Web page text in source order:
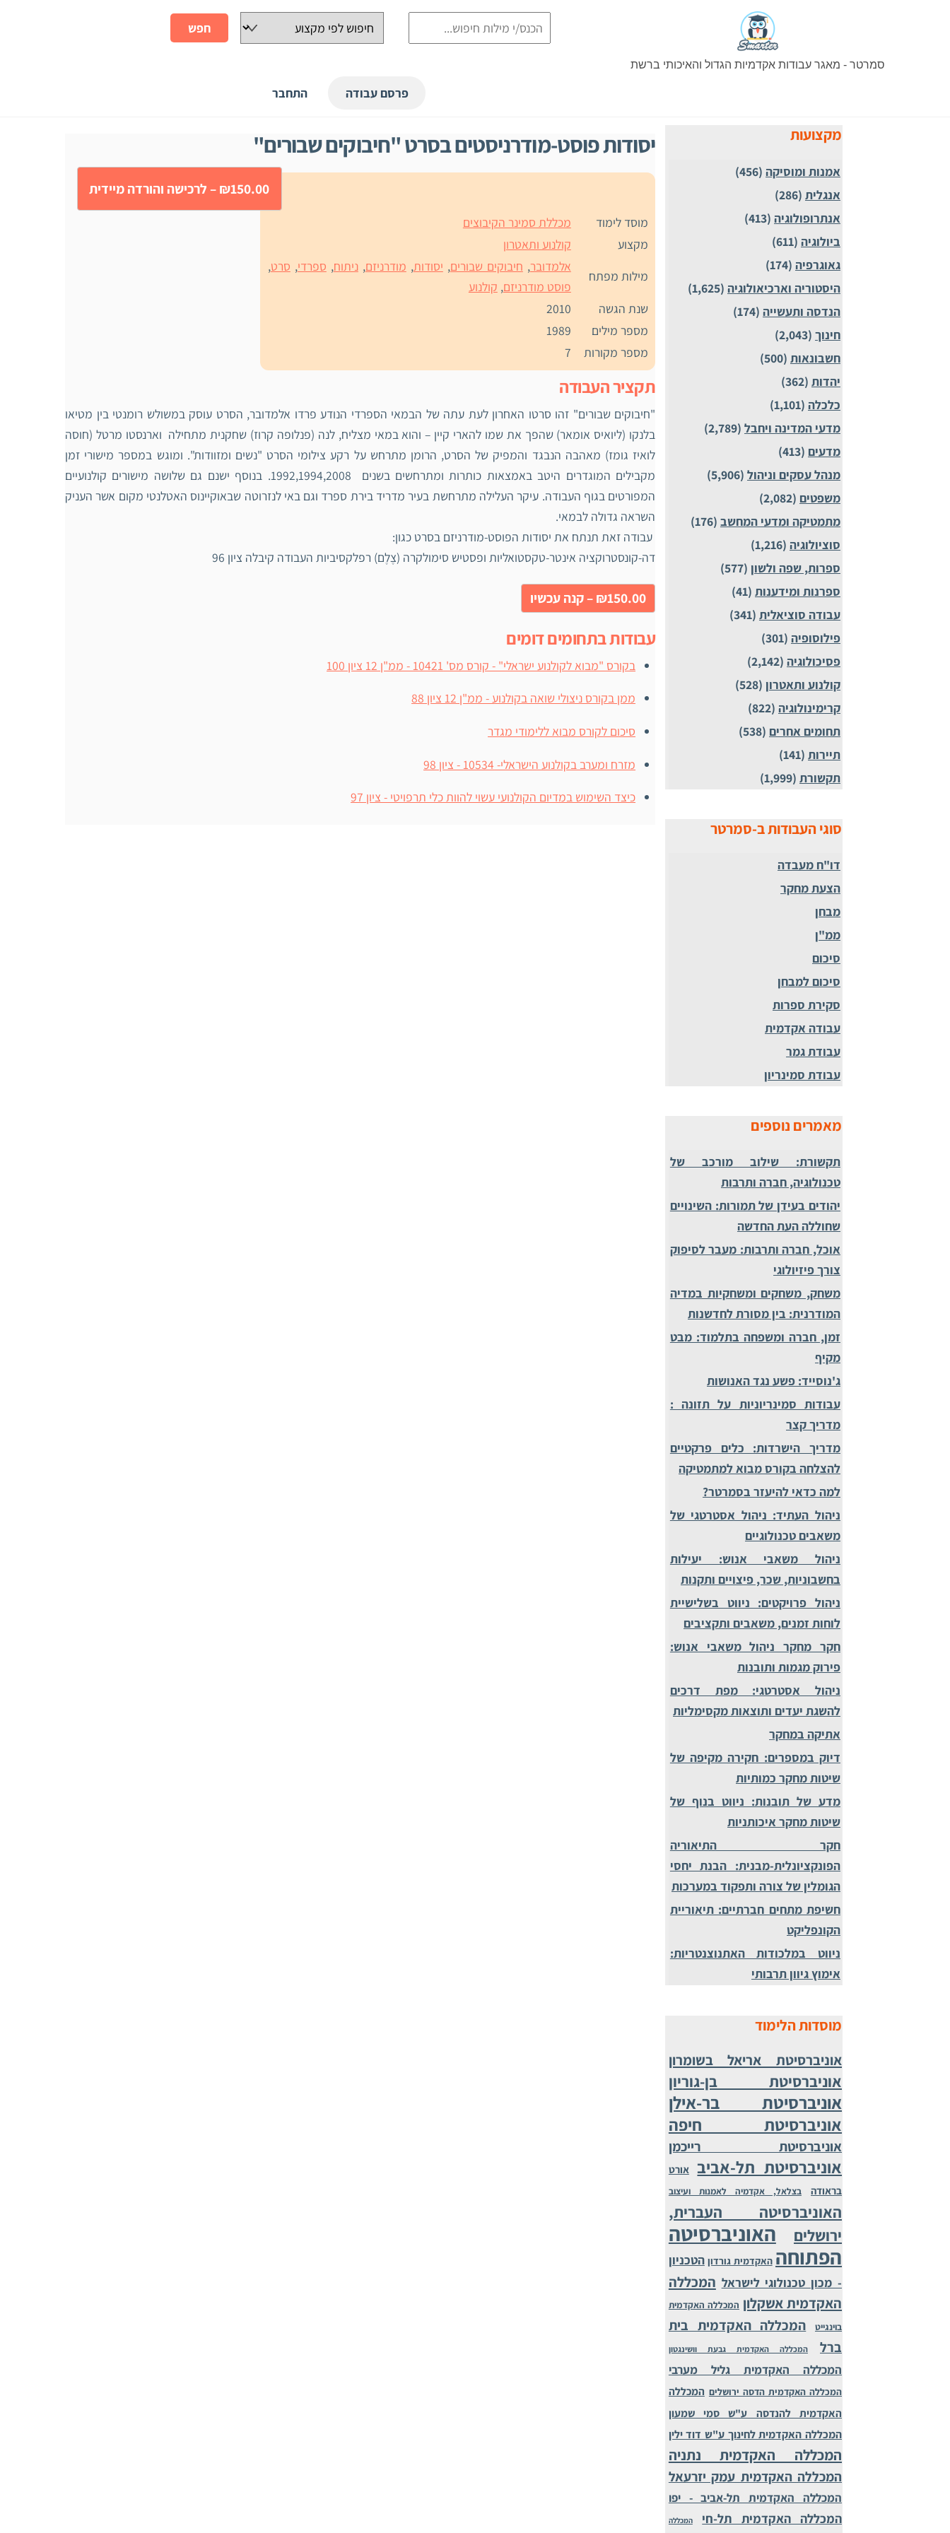
סמרטר - מאגר עבודות אקדמיות הגדול והאיכותי ברשת
פרסם עבודה התחבר
יסודות פוסט-מודרניסטים בסרט "חיבוקים שבורים"
₪150.00 – לרכישה והורדה מיידית
מוסד לימוד
מכללת סמינר הקיבוצים
מקצוע
קולנוע ותאטרון
מילות מפתח
אלמדובר, חיבוקים שבורים, יסודות, מודרניזם,ניתוח, ספרדי, סרט,
פוסט מודרניזם, קולנוע
שנת הגשה
2010
מספר מילים
1989
מספר מקורות
7
תקציר העבודה
"חיבוקים שבורים" זהו סרטו האחרון לעת עתה של הבמאי הספרדי הנודע פרדו אלמדובר, הסרט עוסק במשולש רומנטי בין מטיאו
בלנקו (ליואיס אומאר) שהפך את שמו להארי קיין – והוא במאי מצליח, לנה (פנלופה קרוז) שחקנית מתחילה וארנסטו מרטל (חוסה
לואיז גומז) מאהבה הנבגד והמפיק של הסרט, הרומן מתרחש על רקע צילומי הסרט "נשים ומזוודות". ומוגש במספר מישורי זמן
מקבילים המוגדרים היטב באמצאות כותרות ומתרחשים בשנים 1992,1994,2008. בנוסף ישנם גם שלושה מישורים קולנועיים
המפורטים בגוף העבודה. עיקר העלילה מתרחשת בעיר מדריד בירת ספרד וגם באי לנזרוטה שבאוקיינוס האטלנטי מקום אשר העניק
השראה גדולה לבמאי.
עבודה זאת תנתח את יסודות הפוסט-מודרניזם בסרט כגון:
דה-קונסטרוקציה אינטר-טקסטואליות ופסטיש סימולקרה (צֶלֶם) רפלקסיביות העבודה קיבלה ציון 96
₪150.00 – קנה עכשיו
עבודות בתחומים דומים
בקורס "מבוא לקולנוע ישראלי" - קורס מס' 10421 - ממ"ן 12 ציון 100
ממן בקורס ניצולי שואה בקולנוע - ממ"ן 12 ציון 88
סיכום לקורס מבוא ללימודי מגדר
מזרח ומערב בקולנוע הישראלי- 10534 - ציון 98
כיצד השימוש במדיום הקולנועי עשוי להוות כלי תרפויטי - ציון 97
מקצועות
אמנות ומוסיקה (456)
אנגלית (286)
אנתרופולוגיה (413)
ביולוגיה (611)
גאוגרפיה (174)
היסטוריה וארכיאולוגיה (1,625)
הנדסה ותעשייה (174)
חינוך (2,043)
חשבונאות (500)
יהדות (362)
כלכלה (1,101)
מדעי המדינה ויחבל (2,789)
מדעים (413)
מנהל עסקים וניהול (5,906)
משפטים (2,082)
מתמטיקה ומדעי המחשב (176)
סוציולוגיה (1,216)
ספרות, שפה ולשון (577)
ספרנות ומידענות (41)
עבודה סוציאלית (341)
פילוסופיה (301)
פסיכולוגיה (2,142)
קולנוע ותאטרון (528)
קרימינולוגיה (822)
תחומים אחרים (538)
תיירות (141)
תקשורת (1,999)
סוגי העבודות ב-סמרטר
דו"ח מעבדה
הצעת מחקר
מבחן
ממ"ן
סיכום
סיכום למבחן
סקירת ספרות
עבודה אקדמית
עבודת גמר
עבודת סמינריון
מאמרים נוספים
תקשורת: שילוב מורכב של
טכנולוגיה, חברה ותרבות
יהודים בעידן של תמורות: השינויים
שחוללה העת החדשה
אוכל, חברה ותרבות: מעבר לסיפוק
צורך פיזיולוגי
משחק, משחקים ומשחקיות במדיה
המודרנית: בין מסורת לחדשנות
זמן, חברה ומשפחה בתלמוד: מבט
מקיף
ג'נוסייד: פשע נגד האנושות
עבודות סמינריוניות על תזונה :
מדריך קצר
מדריך הישרדות: כלים פרקטיים
להצלחה בקורס מבוא למתמטיקה
למה כדאי להיעזר בסמרטר?
ניהול העתיד: ניהול אסטרטגי של
משאבים טכנולוגיים
ניהול משאבי אנוש: יעילות
בחשבוניות, שכר, פיצויים ותקנות
ניהול פרויקטים: ניווט בשלישיית
לוחות זמנים, משאבים ותקציבים
חקר מחקר ניהול משאבי אנוש:
פירוק מגמות ותובנות
ניהול אסטרטגי: מפת דרכים
להשגת יעדים ותוצאות מקסימליות
אתיקה במחקר
דיוק במספרים: חקירה מקיפה של
שיטות מחקר כמותיות
מדע של תובנות: ניווט בנוף של
שיטות מחקר איכותניות
חקר התיאוריה
הפונקציונלית-מבנית: הבנת יחסי
הגומלין של צורה ותפקוד במערכות
חשיפת מתחים חברתיים: תיאוריית
הקונפליקט
ניווט במלכודות האתנוצנטריות:
אימוץ גיוון תרבותי
מוסדות הלימוד
אוניברסיטת אריאל בשומרון
אוניברסיטת בן-גוריון
אוניברסיטת בר-אילן
אוניברסיטת חיפה
אוניברסיטת רייכמן
אוניברסיטת תל-אביב
אורט
בראודה
בצלאל, אקדמיה לאמנות ועיצוב
האוניברסיטה העברית,
ירושלים
האוניברסיטה
הפתוחה האקדמית גורדון הטכניון
- מכון טכנולוגי לישראל המכללה
האקדמית אשקלון המכללה האקדמית
בוינגייט
המכללה האקדמית בית
ברל
המכללה האקדמית גבעת וושינגטון
המכללה האקדמית גליל מערבי
המכללה האקדמית הדסה ירושלים המכללה
האקדמית להנדסה ע"ש סמי שמעון
המכללה האקדמית לחינוך ע"ש דוד ילין
המכללה האקדמית נתניה
המכללה האקדמית עמק יזרעאל
המכללה האקדמית תל-אביב - יפו
המכללה האקדמית תל-חי המכללה